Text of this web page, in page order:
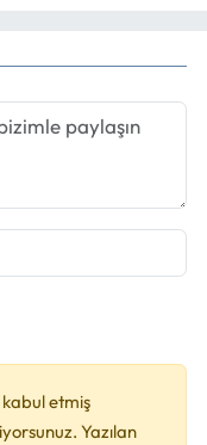
kabul etmiş
Yazılan